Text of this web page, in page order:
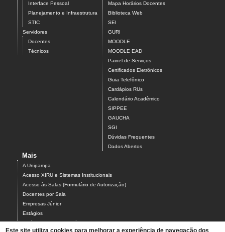
Interface Pessoal
Planejamento e Infraestrutura
STIC
Servidores
Docentes
Técnicos
Mapa Horários Docentes
Biblioteca Web
SEI
GURI
MOODLE
MOODLE EAD
Painel de Serviços
Certificados Eletrônicos
Guia Telefônico
Cardápios RUs
Calendário Acadêmico
SIPPEE
GAUCHA
SGI
Dúvidas Frequentes
Dados Abertos
Mais
A Unipampa
Acesso XIRU e Sistemas Institucionais
Acesso às Salas (Formulário de Autorização)
Docentes por Sala
Empresas Júnior
Estágios
Estágios Campus Bagé
Este site utiliza cookies para melhorar a experiência de navegação dos